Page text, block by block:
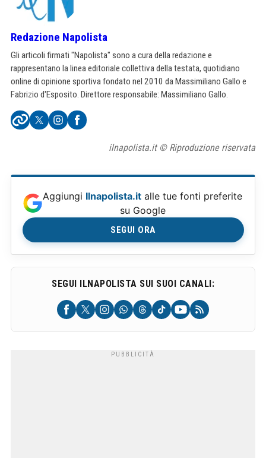
Redazione Napolista
Gli articoli firmati "Napolista" sono a cura della redazione e
rappresentano la linea editoriale collettiva della testata, quotidiano
online di opinione sportiva fondato nel 2010 da Massimiliano Gallo e
Fabrizio d'Esposito. Direttore responsabile: Massimiliano Gallo.
ilnapolista.it © Riproduzione riservata
Aggiungi Ilnapolista.it alle tue fonti preferite
su Google
SEGUI ORA
SEGUI ILNAPOLISTA SUI SUOI CANALI: